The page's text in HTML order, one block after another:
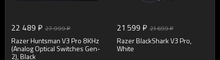
22 489 ₽ 27 999 ₽
Razer Huntsman V3 Pro 8KHz
(Analog Optical Switches Gen-
2), Black
21 599 ₽ 21 699 ₽
Razer BlackShark V3 Pro,
White